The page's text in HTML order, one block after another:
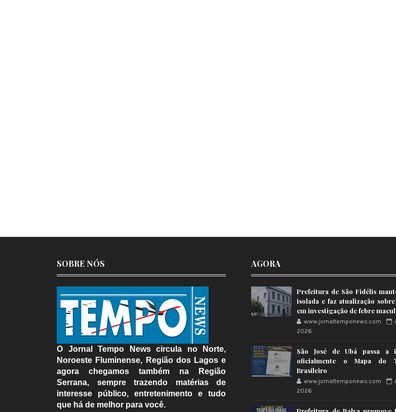
SOBRE NÓS
O Jornal Tempo News circula no Norte,
Noroeste Fluminense, Região dos Lagos e
agora chegamos também na Região
Serrana, sempre trazendo matérias de
interesse público, entretenimento e tudo
que há de melhor para você.
AGORA
Prefeitura de São Fidélis
isolada e faz atualização sobre
em investigação de febre
www.jornaltemponews.com
2026
São José de Ubá passa a
oficialmente o Mapa do
Brasileiro
www.jornaltemponews.com
2026